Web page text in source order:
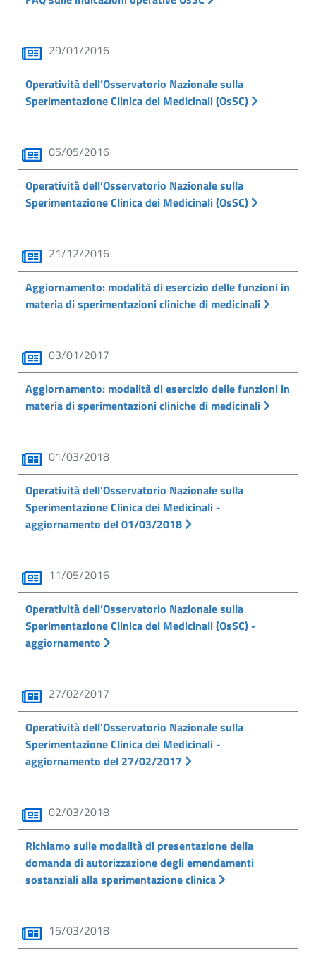
29/01/2016
Operatività dell’Osservatorio Nazionale sulla
Sperimentazione Clinica dei Medicinali (OsSC)
05/05/2016
Operatività dell’Osservatorio Nazionale sulla
Sperimentazione Clinica dei Medicinali (OsSC)
21/12/2016
Aggiornamento: modalità di esercizio delle funzioni in
materia di sperimentazioni cliniche di medicinali
03/01/2017
Aggiornamento: modalità di esercizio delle funzioni in
materia di sperimentazioni cliniche di medicinali
01/03/2018
Operatività dell’Osservatorio Nazionale sulla
Sperimentazione Clinica dei Medicinali -
aggiornamento del 01/03/2018
11/05/2016
Operatività dell’Osservatorio Nazionale sulla
Sperimentazione Clinica dei Medicinali (OsSC) -
aggiornamento
27/02/2017
Operatività dell’Osservatorio Nazionale sulla
Sperimentazione Clinica dei Medicinali -
aggiornamento del 27/02/2017
02/03/2018
Richiamo sulle modalità di presentazione della
domanda di autorizzazione degli emendamenti
sostanziali alla sperimentazione clinica
15/03/2018